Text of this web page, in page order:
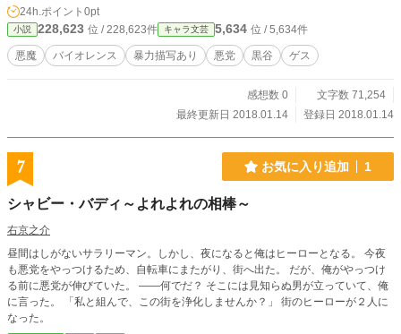
党祭りです。 自分の欲望に忠実で強くてハチャメチャで『正
義』のどこにもない悪魔たちの世界を覗き見てみませんか。
※別投稿サイトで投稿した作品です。 ※気分を悪くしたら超
ごめんなさい。
24h.ポイント 0pt
小説 228,623 位 / 228,623件 キャラ文芸 5,634 位 / 5,634件
悪魔 バイオレンス 暴力描写あり 悪党 黒谷 ゲス
感想数 0
文字数 71,254
最終更新日 2018.01.14
登録日 2018.01.14
7 お気に入り追加 1
シャビー・バディ～よれよれの相棒～
右京之介
昼間はしがないサラリーマン。しかし、夜になると俺はヒーローとなる。 今夜
も悪党をやっつけるため、自転車にまたがり、街へ出た。 だが、俺がやっつけ
る前に悪党が伸びていた。 ――何でだ？ そこには見知らぬ男が立っていて、俺
に言った。 「私と組んで、この街を浄化しませんか？」 街のヒーローが２人に
なった。